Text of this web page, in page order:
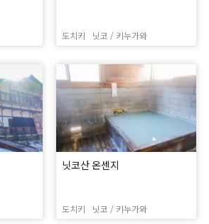
도치키 닛코 / 키누가와
닛코산 온센지
도치키 닛코 / 키누가와